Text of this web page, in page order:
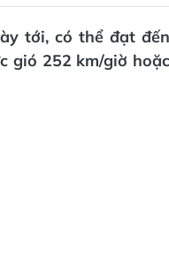
tới, có thể đạt đến
gió 252 km/giờ hoặc